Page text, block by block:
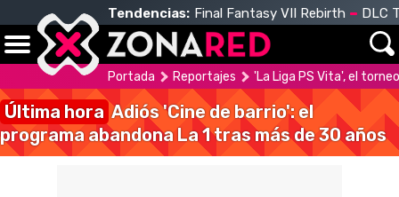
Tendencias: Final Fantasy VII Rebirth DLC
Portada Reportajes 'La Liga PS Vita', el
Última hora Adiós 'Cine de barrio': el
programa abandona La 1 tras más de 30 años